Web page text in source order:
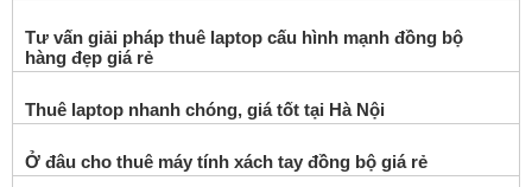
Tư vấn giải pháp thuê laptop cấu hình mạnh đồng bộ
hàng đẹp giá rẻ
Thuê laptop nhanh chóng, giá tốt tại Hà Nội
Ở đâu cho thuê máy tính xách tay đồng bộ giá rẻ